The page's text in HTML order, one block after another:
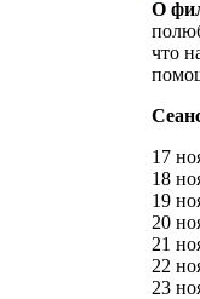
О
что
17
18
19
20
21
22
23